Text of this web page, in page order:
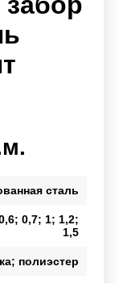
сталь
0,7; 1; 1,2;
1,5
полиэстер